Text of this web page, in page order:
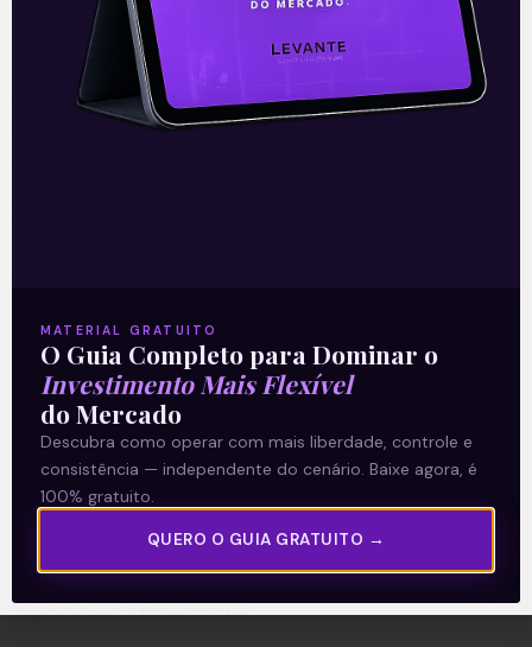
15/12/2020
Termos e Condições
Política de Privacidade
Explore
Artigos
E Eu Com Isso?
Vídeos no Youtube
Manuais de Investimento
MATERIAL GRATUITO
O Guia Completo para Dominar o
Investimento Mais Flexível
do Mercado
Descubra como operar com mais liberdade, controle e
consistência — independente do cenário. Baixe agora, é
100% gratuito.
QUERO O GUIA GRATUITO →